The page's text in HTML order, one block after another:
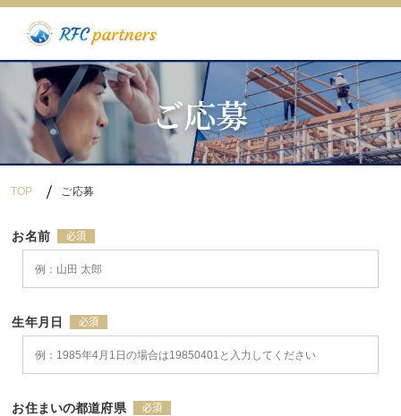
TOP ご応募
お名前
生年月日
お住まいの都道府県